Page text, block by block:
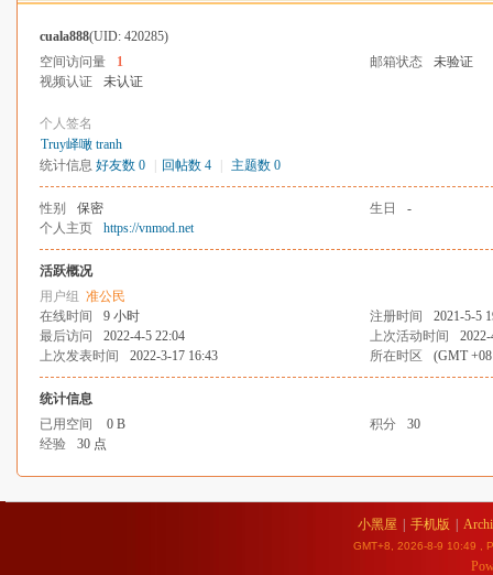
cuala888(UID: 420285)
空间访问量
1 邮箱状态
未验证
视频认证
未认证
个人签名
Truy峄噉 tranh
统计信息 好友数 0 回帖数 4 主题数 0
性别 保密 生日
-
个人主页
https://vnmod.net
活跃概况
用户组 准公民
在线时间
9 小时 注册时间
2021-5-5
最后访问
2022-4-5 22:04 上次活动时间
上次发表时间
2022-3-17 16:43 所在时区 (GMT
统计信息
已用空间
0 B 积分
30
经验
30 点
小黑屋 手机版
GMT+8, 2026-8-9 10:49 ,